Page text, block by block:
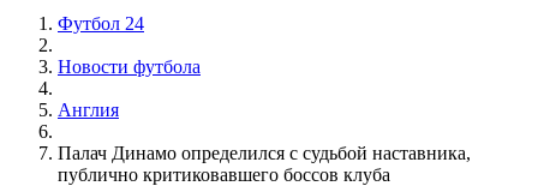
Футбол 24
Новости футбола
Англия
Палач Динамо определился с судьбой наставника,
публично критиковавшего боссов клуба